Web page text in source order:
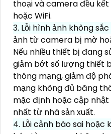
thoại và camera đều
hoặc WiFi.
3. Lỗi hình ảnh không
ảnh từ camera bị mờ
Nếu nhiều thiết bị đang
giảm bớt số lượng thiết
thông mạng, giảm độ
mạng không đủ băng
mặc định hoặc cập
nhất từ nhà sản xuất.
4. Lỗi cảnh báo sai hoặc